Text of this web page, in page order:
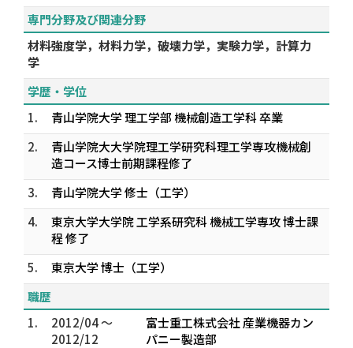
専門分野及び関連分野
材料強度学，材料力学，破壊力学，実験力学，計算力
学
学歴・学位
1.
青山学院大学 理工学部 機械創造工学科 卒業
2.
青山学院大大学院理工学研究科理工学専攻機械創
造コース博士前期課程修了
3.
青山学院大学 修士（工学）
4.
東京大学大学院 工学系研究科 機械工学専攻 博士課
程 修了
5.
東京大学 博士（工学）
職歴
1.
2012/04 ～
2012/12
富士重工株式会社 産業機器カン
パニー製造部